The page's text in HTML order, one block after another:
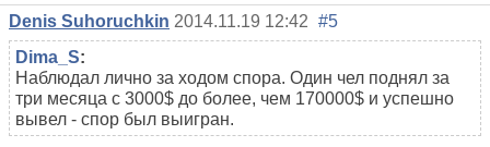
Denis Suhoruchkin 2014.11.19 12:42 #5
Dima_S:
Наблюдал лично за ходом спора. Один чел поднял за
три месяца с 3000$ до более, чем 170000$ и успешно
вывел - спор был выигран.